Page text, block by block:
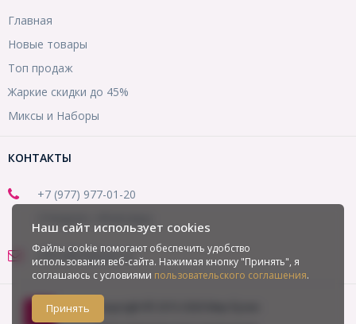
Главная
Новые товары
Топ продаж
Жаркие скидки до 45%
Миксы и Наборы
КОНТАКТЫ
+7 (977) 977-01-20
office@mirbusin.ru
Наш сайт использует cookies
Файлы cookie помогают обеспечить удобство
использования веб-сайта. Нажимая кнопку "Принять", я
соглашаюсь с условиями пользовательского соглашения.
Принять